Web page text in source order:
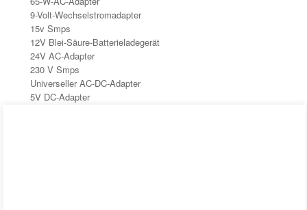
9-Volt-Wechselstromadapter
15v Smps
12V Blei-Säure-Batterieladegerät
24V AC-Adapter
230 V Smps
Universeller AC-DC-Adapter
5V DC-Adapter